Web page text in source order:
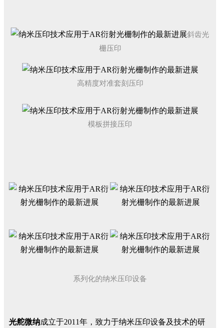
斜齿光
栅压印
高精度对准套刻压印
模板拼接压印
系列化的纳米压印设备
光舵微纳成立于2011年，致力于纳米压印设备及技术的研